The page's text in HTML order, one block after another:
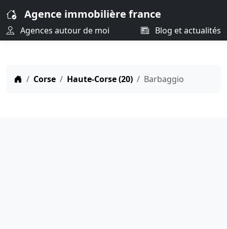
Agence immobilière france
Agences autour de moi Blog et actualités
Corse Haute-Corse (20) Barbaggio